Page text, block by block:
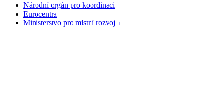
Národní orgán pro koordinaci
Eurocentra
Ministerstvo pro místní rozvoj
